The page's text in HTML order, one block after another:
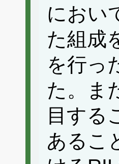
におい
た組成
を行っ
た。ま
目する
あるこ